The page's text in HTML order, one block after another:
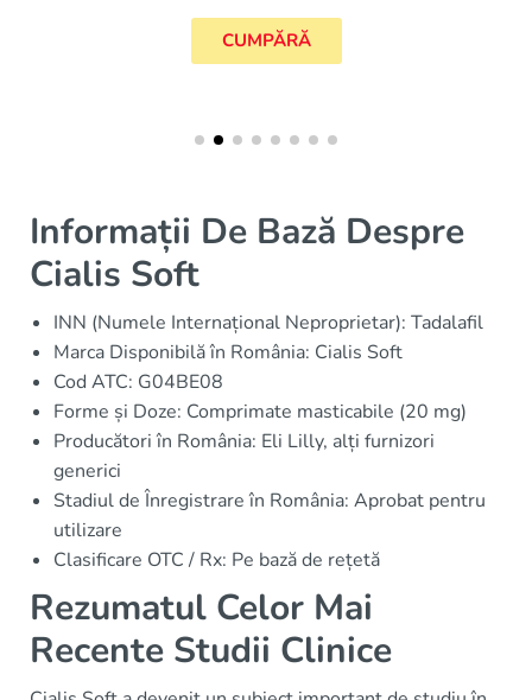
CUMPĂRĂ
Informații De Bază Despre
Cialis Soft
INN (Numele Internațional Neproprietar): Tadalafil
Marca Disponibilă în România: Cialis Soft
Cod ATC: G04BE08
Forme și Doze: Comprimate masticabile (20 mg)
Producători în România: Eli Lilly, alți furnizori
generici
Stadiul de Înregistrare în România: Aprobat pentru
utilizare
Clasificare OTC / Rx: Pe bază de rețetă
Rezumatul Celor Mai
Recente Studii Clinice